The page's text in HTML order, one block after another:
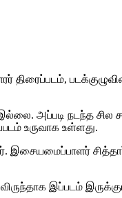
திரைப்படம்,
அப்படி நடந்த சில
உருவாக உள்ளது.
இப்படம்